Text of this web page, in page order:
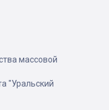
массовой
"Уральский